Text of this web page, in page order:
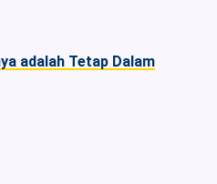
adalah Tetap Dalam